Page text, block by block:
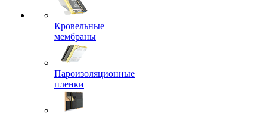
Кровельные
мембраны
Пароизоляционные
пленки